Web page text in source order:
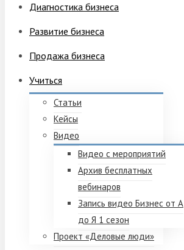
Диагностика бизнеса
Развитие бизнеса
Продажа бизнеса
Учиться
Статьи
Кейсы
Видео
Видео с мероприятий
Архив бесплатных
вебинаров
Запись видео Бизнес от А
до Я 1 сезон
Проект «Деловые люди»